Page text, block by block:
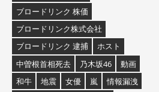
ブロードリンク 株価
ブロードリンク株式会社
ブロードリンク 逮捕
ホスト
中曽根首相死去
乃木坂46
動画
和牛
地震 女優 嵐
情報漏洩